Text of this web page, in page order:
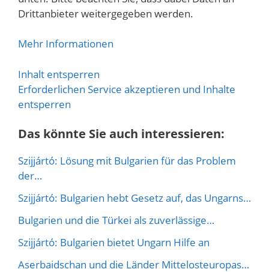
Drittanbieter weitergegeben werden.
Mehr Informationen
Inhalt entsperren
Erforderlichen Service akzeptieren und Inhalte
entsperren
Das könnte Sie auch interessieren:
Szijjártó: Lösung mit Bulgarien für das Problem
der…
Szijjártó: Bulgarien hebt Gesetz auf, das Ungarns…
Bulgarien und die Türkei als zuverlässige…
Szijjártó: Bulgarien bietet Ungarn Hilfe an
Aserbaidschan und die Länder Mittelosteuropas…